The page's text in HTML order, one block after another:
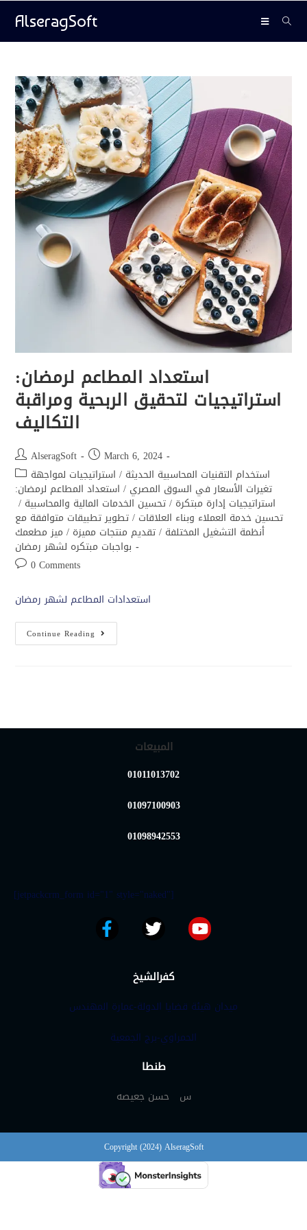
AlseragSoft
استعداد المطاعم لرمضان:
استراتيجيات لتحقيق الربحية ومراقبة
التكاليف
AlseragSoft
March 6, 2024
استخدام التقنيات المحاسبية الحديثة / استراتيجيات لمواجهة
تغيرات الأسعار في السوق المصري / استعداد المطاعم لرمضان:
استراتيجيات إدارة مبتكرة / تحسين الخدمات المالية والمحاسبية /
تحسين خدمة العملاء وبناء العلاقات / تطوير تطبيقات متوافقة مع
أنظمة التشغيل المختلفة / تقديم منتجات مميزة / ميز مطعمك
بواجبات مبتكره لشهر رمضان
0 Comments
استعدادات المطاعم لشهر رمضان
Continue Reading
المبيعات
01011013702
01097100903
01098942553
[jetpackcrm_form id="1" style="naked"]
كفرالشيخ
ميدان هيئة قضايا الدولة-عمارة المهندس
الحمراوي-برج الجمعية
طنطا
س حسن جعيصه
Copyright (2024) AlseragSoft